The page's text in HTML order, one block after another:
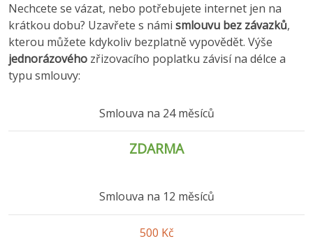
Nechcete se vázat, nebo potřebujete internet jen na
krátkou dobu? Uzavřete s námi smlouvu bez závazků,
kterou můžete kdykoliv bezplatně vypovědět. Výše
jednorázového zřizovacího poplatku závisí na délce a
typu smlouvy:
Smlouva na 24 měsíců
ZDARMA
Smlouva na 12 měsíců
500 Kč